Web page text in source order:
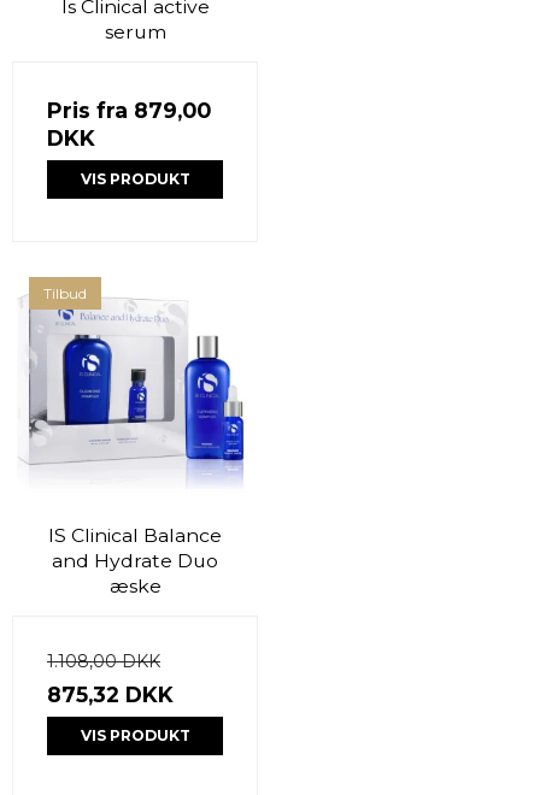
Is Clinical active
serum
Pris fra 879,00
DKK
VIS PRODUKT
Tilbud
IS Clinical Balance
and Hydrate Duo
æske
1.108,00 DKK
875,32 DKK
VIS PRODUKT